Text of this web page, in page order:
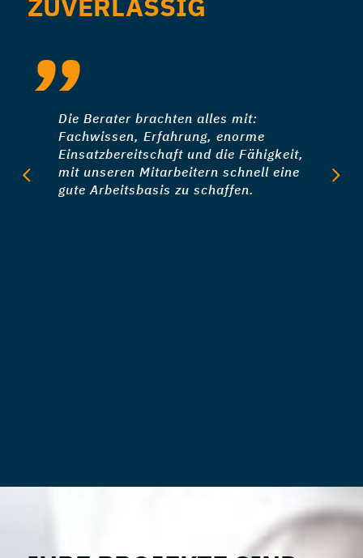
ZUVERLÄSSIG
Die Berater brachten alles mit:
Fachwissen, Erfahrung, enorme
Einsatzbereitschaft und die Fähigkeit,
mit unseren Mitarbeitern schnell eine
gute Arbeitsbasis zu schaffen.